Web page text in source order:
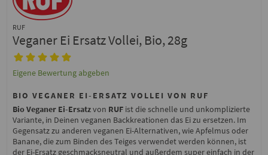
RUF
Veganer Ei Ersatz Vollei, Bio, 28g
Eigene Bewertung abgeben
BIO VEGANER EI-ERSATZ VOLLEI VON RUF
Bio Veganer Ei-Ersatzvon RUFist die schnelle und unkomplizierte
Variante, in Deinen veganen Backkreationen das Ei zu ersetzen. Im
Gegensatz zu anderen veganen Ei-Alternativen, wie Apfelmus oder
Banane, die zum Binden des Teiges verwendet werden können, ist
der Ei-Ersatz geschmacksneutral und außerdem super einfach in der